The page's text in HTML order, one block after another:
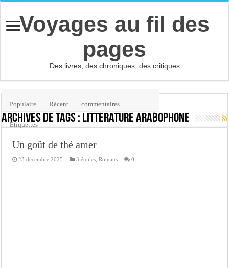
Voyages au fil des
pages
Des livres, des chroniques, des critiques
Archives de tags : littérature arabophone
Un goût de thé amer
23 décembre 2025 3 étoiles ,Romans 0
Populaire Récent commentaires
Etiquettes